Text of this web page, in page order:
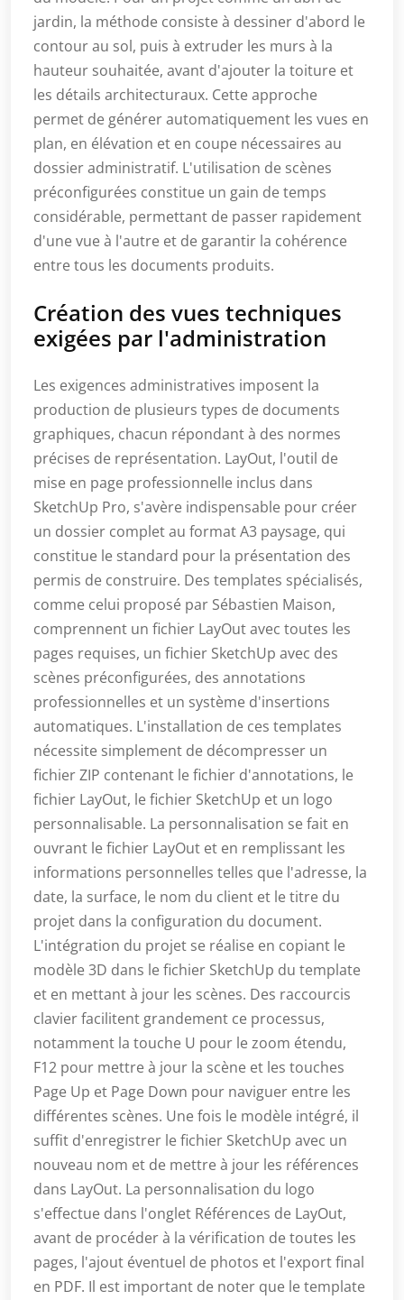
jardin, la méthode consiste à dessiner d'abord le
contour au sol, puis à extruder les murs à la
hauteur souhaitée, avant d'ajouter la toiture et
les détails architecturaux. Cette approche
permet de générer automatiquement les vues en
plan, en élévation et en coupe nécessaires au
dossier administratif. L'utilisation de scènes
préconfigurées constitue un gain de temps
considérable, permettant de passer rapidement
d'une vue à l'autre et de garantir la cohérence
entre tous les documents produits.
Création des vues techniques
exigées par l'administration
Les exigences administratives imposent la
production de plusieurs types de documents
graphiques, chacun répondant à des normes
précises de représentation. LayOut, l'outil de
mise en page professionnelle inclus dans
SketchUp Pro, s'avère indispensable pour créer
un dossier complet au format A3 paysage, qui
constitue le standard pour la présentation des
permis de construire. Des templates spécialisés,
comme celui proposé par Sébastien Maison,
comprennent un fichier LayOut avec toutes les
pages requises, un fichier SketchUp avec des
scènes préconfigurées, des annotations
professionnelles et un système d'insertions
automatiques. L'installation de ces templates
nécessite simplement de décompresser un
fichier ZIP contenant le fichier d'annotations, le
fichier LayOut, le fichier SketchUp et un logo
personnalisable. La personnalisation se fait en
ouvrant le fichier LayOut et en remplissant les
informations personnelles telles que l'adresse, la
date, la surface, le nom du client et le titre du
projet dans la configuration du document.
L'intégration du projet se réalise en copiant le
modèle 3D dans le fichier SketchUp du template
et en mettant à jour les scènes. Des raccourcis
clavier facilitent grandement ce processus,
notamment la touche U pour le zoom étendu,
F12 pour mettre à jour la scène et les touches
Page Up et Page Down pour naviguer entre les
différentes scènes. Une fois le modèle intégré, il
suffit d'enregistrer le fichier SketchUp avec un
nouveau nom et de mettre à jour les références
dans LayOut. La personnalisation du logo
s'effectue dans l'onglet Références de LayOut,
avant de procéder à la vérification de toutes les
pages, l'ajout éventuel de photos et l'export final
en PDF. Il est important de noter que le template